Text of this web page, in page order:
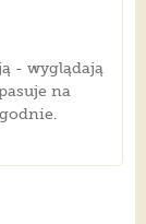
- wyglądają
na